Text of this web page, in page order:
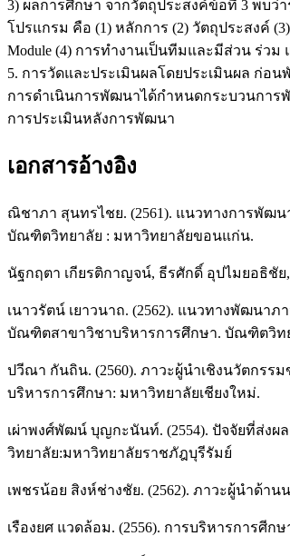
3) ผลการศึกษา จากวัตถุประสงค์ข้อที่ 3 พบ
โปรแกรม คือ (1) หลักการ (2) วัตถุประสงค์
Module (4) การทำงานเป็นทีมและมีส่วน ร่ว
5. การวัดและประเมินผลโดยประเมินผล ก่อ
การดำเนินการพัฒนาได้กำหนดกระบวนกา
การประเมินหลังการพัฒนา
เอกสารอ้างอิง
ณิชาภา สุนทรไชย. (2561). แนวทางการพัฒ
บัณฑิตวิทยาลัย : มหาวิทยาลัยขอนแก่น.
นัฐกฤตา เกียรติกาญจน์, ธีรศักดิ์ อุปไมยอธิชัย,
เนาวรัตน์ เยาวนาถ. (2562). แนวทางพัฒน
บัณฑิตสาขาวิชาบริหารการศึกษา. บัณฑิตวิท
ปวีณา กันถิน. (2560). ภาวะผู้นำเชิงนวัตกร
บริหารการศึกษา: มหาวิทยาลัยเชียงใหม่.
เผ่าพงศ์พัฒน์ บุญกะนันท์. (2554). ปัจจัยที่ส่
วิทยาลัย:มหาวิทยาลัยราชภัฎบุรีรัมย์
เพชรน้อย สิงห์ช่างชัย. (2562). ภาวะผู้นำด้า
เรืองยศ แวดล้อม. (2556). การบริหารการศีก